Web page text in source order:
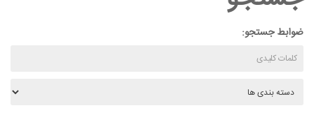
ضوابط جستجو: